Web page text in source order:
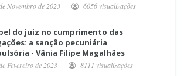
Novembro de 2023 6056 visualizações
do juiz no cumprimento das
a sanção pecuniária
- Vânia Filipe Magalhães
Fevereiro de 2023 8111 visualizações